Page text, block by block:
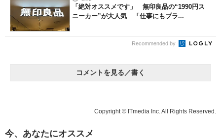
「絶対オススメです」 無印良品の“1990円ス
ニーカー”が大人気 「仕事にもプラ...
Recommended by
コメントを見る／書く
Copyright © ITmedia Inc. All Rights Reserved.
今、あなたにオススメ